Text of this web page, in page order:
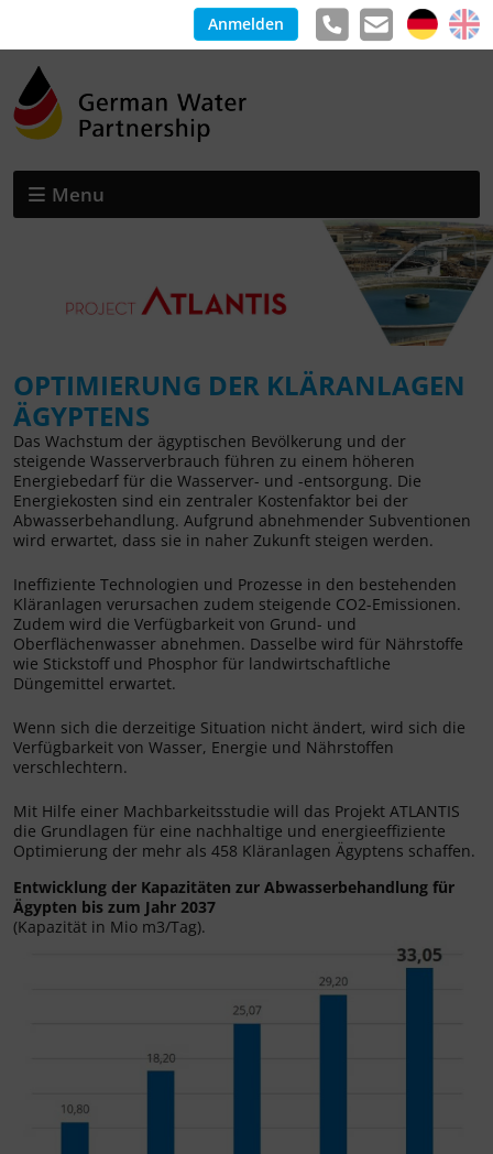
Anmelden
Menu
OPTIMIERUNG DER KLÄRANLAGEN
ÄGYPTENS
Das Wachstum der ägyptischen Bevölkerung und der
steigende Wasserverbrauch führen zu einem höheren
Energiebedarf für die Wasserver- und -entsorgung. Die
Energiekosten sind ein zentraler Kostenfaktor bei der
Abwasserbehandlung. Aufgrund abnehmender Subventionen
wird erwartet, dass sie in naher Zukunft steigen werden.
Ineffiziente Technologien und Prozesse in den bestehenden
Kläranlagen verursachen zudem steigende CO2-Emissionen.
Zudem wird die Verfügbarkeit von Grund- und
Oberflächenwasser abnehmen. Dasselbe wird für Nährstoffe
wie Stickstoff und Phosphor für landwirtschaftliche
Düngemittel erwartet.
Wenn sich die derzeitige Situation nicht ändert, wird sich die
Verfügbarkeit von Wasser, Energie und Nährstoffen
verschlechtern.
Mit Hilfe einer Machbarkeitsstudie will das Projekt ATLANTIS
die Grundlagen für eine nachhaltige und energieeffiziente
Optimierung der mehr als 458 Kläranlagen Ägyptens schaffen.
Entwicklung der Kapazitäten zur Abwasserbehandlung für
Ägypten bis zum Jahr 2037
(Kapazität in Mio m3/Tag).